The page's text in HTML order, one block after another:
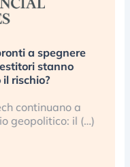
a spegnere
stanno
rischio?
continuano a
geopolitico: il (…)